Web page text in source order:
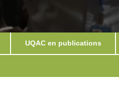
UQAC en publications